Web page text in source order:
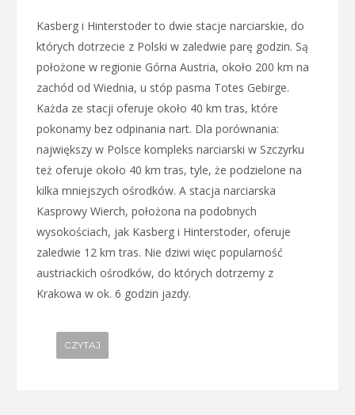
Kasberg i Hinterstoder to dwie stacje narciarskie, do
których dotrzecie z Polski w zaledwie parę godzin. Są
położone w regionie Górna Austria, około 200 km na
zachód od Wiednia, u stóp pasma Totes Gebirge.
Każda ze stacji oferuje około 40 km tras, które
pokonamy bez odpinania nart. Dla porównania:
największy w Polsce kompleks narciarski w Szczyrku
też oferuje około 40 km tras, tyle, że podzielone na
kilka mniejszych ośrodków. A stacja narciarska
Kasprowy Wierch, położona na podobnych
wysokościach, jak Kasberg i Hinterstoder, oferuje
zaledwie 12 km tras. Nie dziwi więc popularność
austriackich ośrodków, do których dotrzemy z
Krakowa w ok. 6 godzin jazdy.
CZYTAJ